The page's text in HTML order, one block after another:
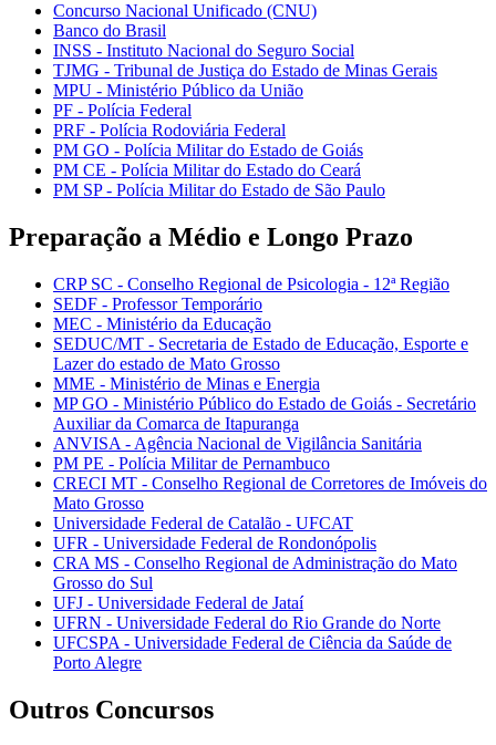
Concurso Nacional Unificado (CNU)
Banco do Brasil
INSS - Instituto Nacional do Seguro Social
TJMG - Tribunal de Justiça do Estado de Minas Gerais
MPU - Ministério Público da União
PF - Polícia Federal
PRF - Polícia Rodoviária Federal
PM GO - Polícia Militar do Estado de Goiás
PM CE - Polícia Militar do Estado do Ceará
PM SP - Polícia Militar do Estado de São Paulo
Preparação a Médio e Longo Prazo
CRP SC - Conselho Regional de Psicologia - 12ª Região
SEDF - Professor Temporário
MEC - Ministério da Educação
SEDUC/MT - Secretaria de Estado de Educação, Esporte e
Lazer do estado de Mato Grosso
MME - Ministério de Minas e Energia
MP GO - Ministério Público do Estado de Goiás - Secretário
Auxiliar da Comarca de Itapuranga
ANVISA - Agência Nacional de Vigilância Sanitária
PM PE - Polícia Militar de Pernambuco
CRECI MT - Conselho Regional de Corretores de Imóveis do
Mato Grosso
Universidade Federal de Catalão - UFCAT
UFR - Universidade Federal de Rondonópolis
CRA MS - Conselho Regional de Administração do Mato
Grosso do Sul
UFJ - Universidade Federal de Jataí
UFRN - Universidade Federal do Rio Grande do Norte
UFCSPA - Universidade Federal de Ciência da Saúde de
Porto Alegre
Outros Concursos